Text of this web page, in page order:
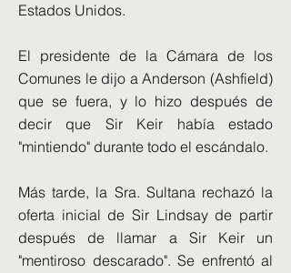
Estados Unidos.
El presidente de la Cámara de los
Comunes le dijo a Anderson (Ashfield)
que se fuera, y lo hizo después de
decir que Sir Keir había estado
"mintiendo" durante todo el escándalo.
Más tarde, la Sra. Sultana rechazó la
oferta inicial de Sir Lindsay de partir
después de llamar a Sir Keir un
"mentiroso descarado". Se enfrentó al